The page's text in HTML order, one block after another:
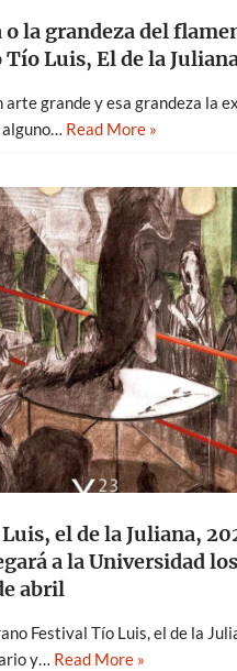
o la grandeza del
Tío Luis, El de la
arte grande y esa grandeza la
alguno… Read More »
el de la Juliana,
a la Universidad
abril
Festival Tío Luis, el de la
y… Read More »